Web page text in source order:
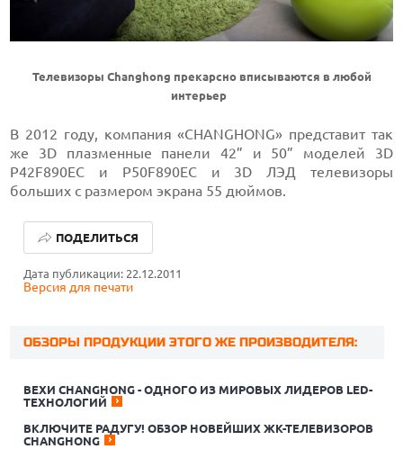
Телевизоры Changhong прекарсно вписываются в любой
интерьер
В 2012 году, компания «CHANGHONG» представит так
же 3D плазменные панели 42” и 50” моделей 3D
P42F890EC и P50F890EC и 3D ЛЭД телевизоры
больших с размером экрана 55 дюймов.
Дата публикации: 22.12.2011
Версия для печати
ПОДЕЛИТЬСЯ
ОБЗОРЫ ПРОДУКЦИИ ЭТОГО ЖЕ ПРОИЗВОДИТЕЛЯ:
ВЕХИ CHANGHONG - ОДНОГО ИЗ МИРОВЫХ ЛИДЕРОВ LED-
ТЕХНОЛОГИЙ
ВКЛЮЧИТЕ РАДУГУ! ОБЗОР НОВЕЙШИХ ЖК-ТЕЛЕВИЗОРОВ
CHANGHONG
06.08.2026
GPTUNNEL ОБСУЖДАЕТ ПАРТНЕРСТВО С КИТАЙСКИМ
РАЗРАБОТЧИКОМ ИИ-МОДЕЛЕЙ Z.AI